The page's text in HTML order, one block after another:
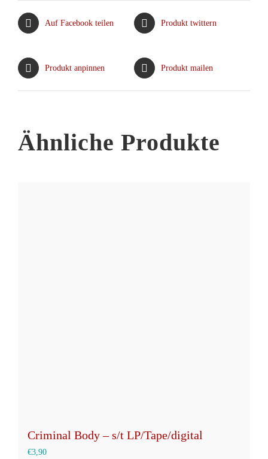
Auf Facebook teilen Produkt twittern
Produkt anpinnen Produkt mailen
Ähnliche Produkte
Criminal Body – s/t LP/Tape/digital
€3,90